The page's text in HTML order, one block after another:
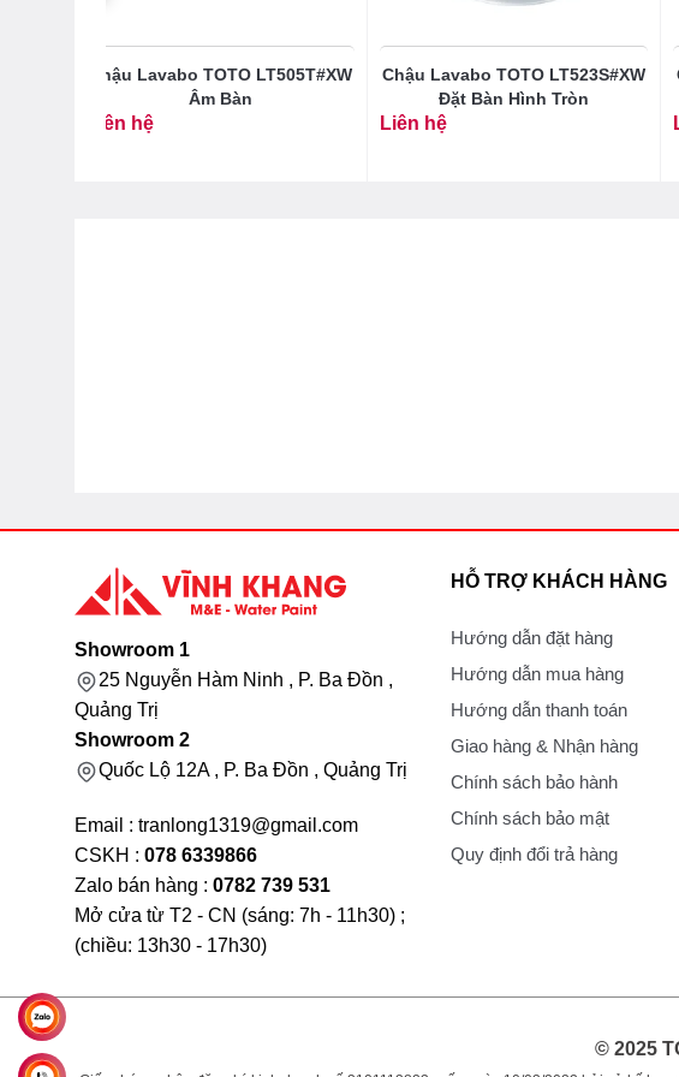
Chậu Lavabo TOTO LT505T#XW
Âm Bàn
Liên hệ
Chậu Lavabo TOTO LT523S#XW
Đặt Bàn Hình Tròn
Liên hệ
Showroom 1
25 Nguyễn Hàm Ninh , P. Ba Đồn ,
Quảng Trị
Showroom 2
Quốc Lộ 12A , P. Ba Đồn , Quảng Trị
Email : tranlong1319@gmail.com
CSKH : 078 6339866
Zalo bán hàng : 0782 739 531
Mở cửa từ T2 - CN (sáng: 7h - 11h30) ;
(chiều: 13h30 - 17h30)
HỖ TRỢ KHÁCH HÀNG
Hướng dẫn đặt hàng
Hướng dẫn mua hàng
Hướng dẫn thanh toán
Giao hàng & Nhận hàng
Chính sách bảo hành
Chính sách bảo mật
Quy định đổi trả hàng
© 2025